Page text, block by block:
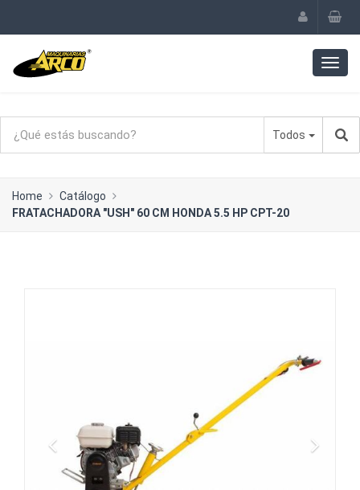
Todos
Home
Catálogo
FRATACHADORA "USH" 60 CM HONDA 5.5 HP CPT-20